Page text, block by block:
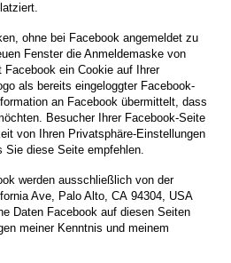
ohne bei Facebook angemeldet zu
Fenster die Anmelde­maske von
ein Cookie auf Ihrer
als bereits eingeloggter Facebook-
an Facebook übermittelt, dass
Besucher Ihrer Facebook-Seite
von Ihren Privatsphäre-Einstellungen
Sie diese Seite empfehlen.
werden ausschließlich von der
Ave, Palo Alto, CA 94304, USA
Daten Facebook auf diesen Seiten
meiner Kenntnis und meinem